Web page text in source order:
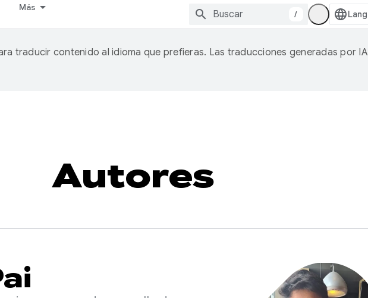
Más
/
traducir contenido al idioma que prefieras. Las traducciones generadas por IA
Autores